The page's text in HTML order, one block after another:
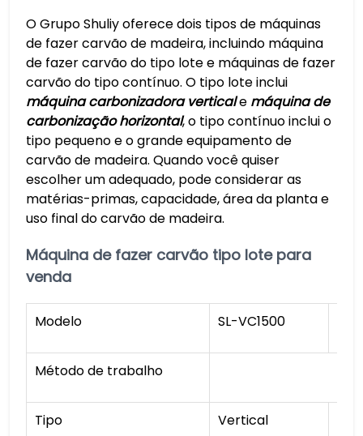
O Grupo Shuliy oferece dois tipos de máquinas
de fazer carvão de madeira, incluindo máquina
de fazer carvão do tipo lote e máquinas de fazer
carvão do tipo contínuo. O tipo lote inclui
máquina carbonizadora verticale máquina de
carbonização horizontal, o tipo contínuo inclui o
tipo pequeno e o grande equipamento de
carvão de madeira. Quando você quiser
escolher um adequado, pode considerar as
matérias-primas, capacidade, área da planta e
uso final do carvão de madeira.
Máquina de fazer carvão tipo lote para
venda
Modelo SL-VC1500
Método de trabalho
Tipo Vertical